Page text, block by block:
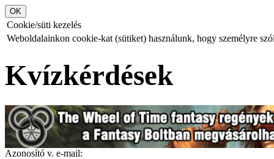
Cookie/süti kezelés
Weboldalainkon cookie-kat (sütiket) használunk, hogy személyre
Kvízkérdések
Azonosító v. e-mail: